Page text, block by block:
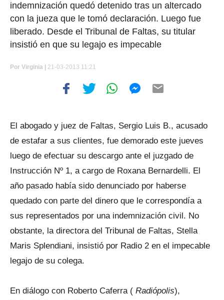
indemnización quedó detenido tras un altercado
con la jueza que le tomó declaración. Luego fue
liberado. Desde el Tribunal de Faltas, su titular
insistió en que su legajo es impecable
Por Virginia | 21-03-2013 11:21
El abogado y juez de Faltas, Sergio Luis B., acusado
de estafar a sus clientes, fue demorado este jueves
luego de efectuar su descargo ante el juzgado de
Instrucción Nº 1, a cargo de Roxana Bernardelli. El
año pasado había sido denunciado por haberse
quedado con parte del dinero que le correspondía a
sus representados por una indemnización civil. No
obstante, la directora del Tribunal de Faltas, Stella
Maris Splendiani, insistió por Radio 2 en el impecable
legajo de su colega.
En diálogo con Roberto Caferra ( Radiópolis),